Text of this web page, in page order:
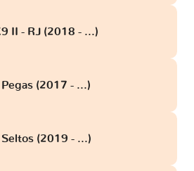
II - RJ (2018 - ...)
Pegas (2017 - ...)
Seltos (2019 - ...)